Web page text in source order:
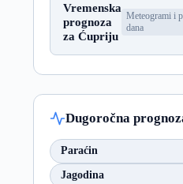
Vremenska
prognoza
za Ćupriju
Meteogrami i
dana
Dugoročna
Paraćin
Jagodina